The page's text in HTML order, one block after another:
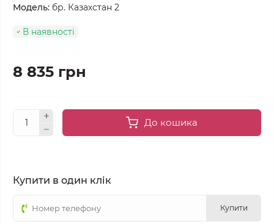
Модель: бр. Казахстан 2
В наявності
8 835 грн
До кошика
Купити в один клік
Купити